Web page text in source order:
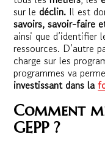
sur le déclin. Il est
savoirs, savoir-faire
ainsi que d’identifier
ressources. D’autre
charge sur les
programmes va
investissant dans la
Comment
GEPP ?